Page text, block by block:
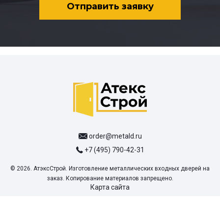
Отправить заявку
order@metald.ru
+7 (495) 790-42-31
© 2026. АтэксСтрой. Изготовление металлических входных дверей на
заказ. Копирование материалов запрещено.
Карта сайта